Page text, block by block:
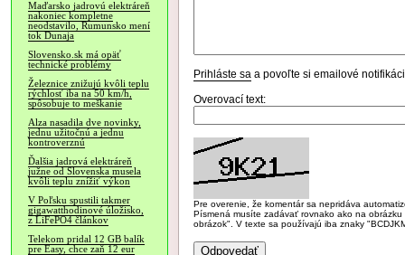
Maďarsko jadrovú elektráreň
nakoniec kompletne
neodstavilo, Rumunsko mení
tok Dunaja
Slovensko.sk má opäť
technické problémy
Železnice znižujú kvôli teplu
rýchlosť iba na 50 km/h,
spôsobuje to meškanie
Alza nasadila dve novinky,
jednu užitočnú a jednu
kontroverznú
Ďalšia jadrová elektráreň
južne od Slovenska musela
kvôli teplu znížiť výkon
V Poľsku spustili takmer
gigawatthodinové úložisko,
z LiFePO4 článkov
Telekom pridal 12 GB balík
pre Easy, chce zaň 12 eur
Prihláste sa a povoľte si emailové
Overovací text:
Pre overenie, že komentár sa nepridáva
Písmená musíte zadávať rovnako ako na
obrázok". V texte sa používajú iba znaky